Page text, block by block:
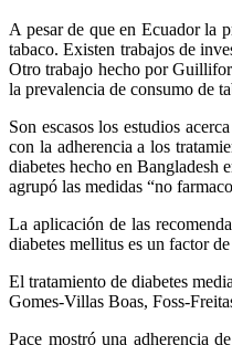
A pesar de que en Ecuador la
tabaco. Existen trabajos de
Otro trabajo hecho por
la prevalencia de consumo de
Son escasos los estudios
con la adherencia a los
diabetes hecho en Bangladesh
agrupó las medidas “no
La aplicación de las
diabetes mellitus es un factor
El tratamiento de diabetes
Gomes-Villas Boas, Foss-
Pace mostró una adherencia